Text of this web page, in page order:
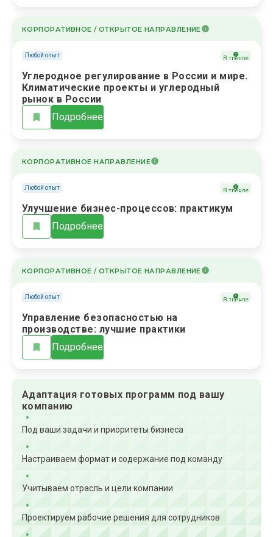
КОРПОРАТИВНОЕ / ОТКРЫТОЕ НАПРАВЛЕНИЕ
Любой опыт В тренде
Углеродное регулирование в России и мире.
Климатические проекты и углеродный
рынок в России
Подробнее
КОРПОРАТИВНОЕ НАПРАВЛЕНИЕ
Любой опыт В тренде
Улучшение бизнес-процессов: практикум
Подробнее
КОРПОРАТИВНОЕ / ОТКРЫТОЕ НАПРАВЛЕНИЕ
Любой опыт В тренде
Управление безопасностью на
производстве: лучшие практики
Подробнее
Адаптация готовых программ под вашу
компанию
Под ваши задачи и приоритеты бизнеса
Настраиваем формат и содержание под команду
Учитываем отрасль и цели компании
Проектируем рабочие решения для сотрудников